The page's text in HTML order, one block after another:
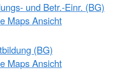
und Betr.-Einr. (BG)
Maps Ansicht
(BG)
Maps Ansicht